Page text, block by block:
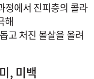
에서 진피층의 콜라
해
고 처진 볼살을 올려
, 미백